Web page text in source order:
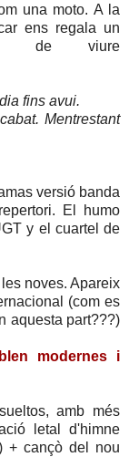
una moto. A la
ens regala un
de viure
fins avui.
Mentrestant
versió banda
El humo
y el cuartel de
noves. Apareix
(com es
aquesta part???)
modernes i
amb més
letal d'himne
+ cançò del nou